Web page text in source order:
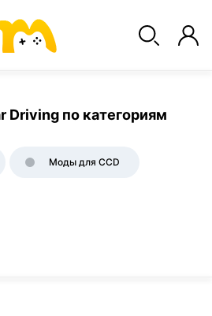
по категориям
Моды для CCD